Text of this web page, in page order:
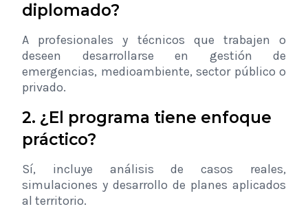
diplomado?
A profesionales y técnicos que trabajen o
deseen desarrollarse en gestión de
emergencias, medioambiente, sector público o
privado.
2. ¿El programa tiene enfoque
práctico?
Sí, incluye análisis de casos reales,
simulaciones y desarrollo de planes aplicados
al territorio.